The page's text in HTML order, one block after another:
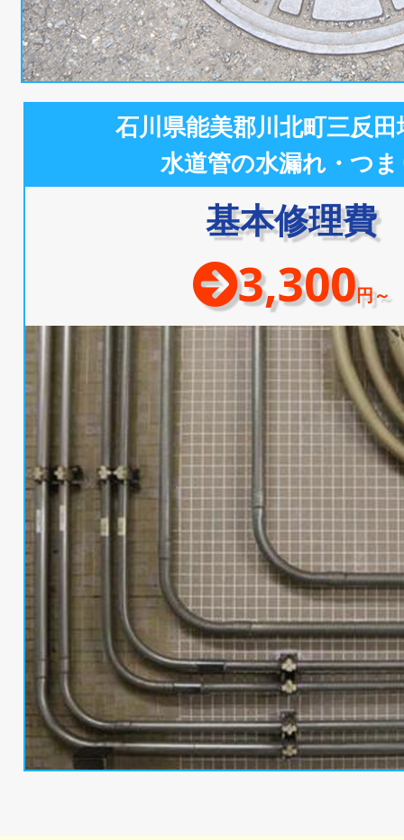
石川県能美郡川北町三反
水道管の水漏れ・つ
基本修理費
3,300円～